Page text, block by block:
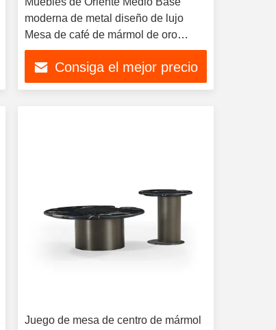
moderna de metal diseño de lujo
Mesa de café de mármol de oro
superior
Consiga el mejor precio
Juego de mesa de centro de mármol